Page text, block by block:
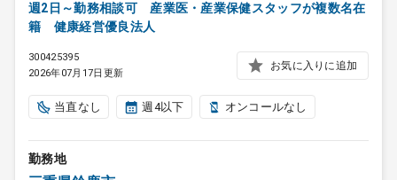
週2日～勤務相談可 産業医・産業保健スタッフが複数名在
籍 健康経営優良法人
300425395
2026年07月17日更新
お気に入りに追加
当直なし 週4以下 オンコールなし
勤務地